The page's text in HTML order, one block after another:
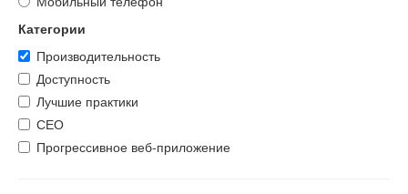
Категории
Производительность
Доступность
Лучшие практики
СЕО
Прогрессивное веб-приложение